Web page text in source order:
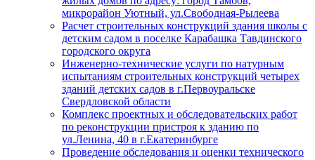
микрорайон Уютный, ул.Свободная-Рылеева
Расчет строительных конструкций здания школы с
детским садом в поселке Карабашка Тавдинского
городского округа
Инженерно-технические услуги по натурным
испытаниям строительных конструкций четырех
зданий детских садов в г.Первоуральске
Свердловской области
Комплекс проектных и обследовательских работ
по реконструкции пристроя к зданию по
ул.Ленина, 40 в г.Екатеринбурге
Проведение обследования и оценки технического